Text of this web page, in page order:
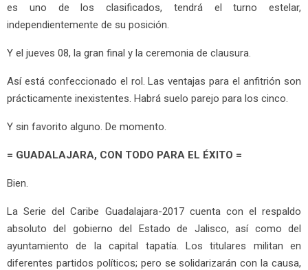
es uno de los clasificados, tendrá el turno estelar,
independientemente de su posición.
Y el jueves 08, la gran final y la ceremonia de clausura.
Así está confeccionado el rol. Las ventajas para el anfitrión son
prácticamente inexistentes. Habrá suelo parejo para los cinco.
Y sin favorito alguno. De momento.
= GUADALAJARA, CON TODO PARA EL ÉXITO =
Bien.
La Serie del Caribe Guadalajara-2017 cuenta con el respaldo
absoluto del gobierno del Estado de Jalisco, así como del
ayuntamiento de la capital tapatía. Los titulares militan en
diferentes partidos políticos; pero se solidarizarán con la causa,